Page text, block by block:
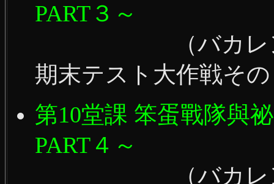
PART３～
（バカレンジ
期末テスト大作戦そ
第10堂課 笨蛋戰隊與
PART４～
（バカレンジ